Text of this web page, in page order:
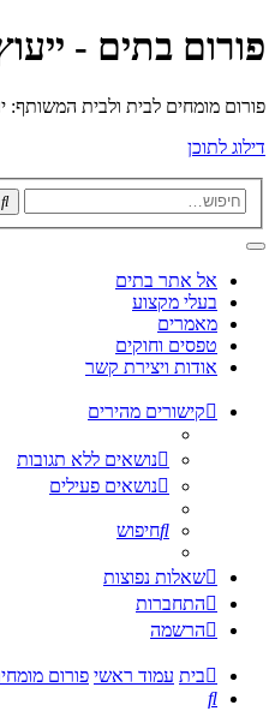
פורום בתים -
פורום מומחים לבית ולבית המשותף:
דילוג לתוכן
אל אתר בתים
בעלי מקצוע
מאמרים
טפסים וחוקים
אודות ויצירת קשר
קישורים מהירים
נושאים ללא תגובות
נושאים פעילים
חיפוש
שאלות נפוצות
התחברות
הרשמה
בית עמוד ראשי פורום
חיפוש